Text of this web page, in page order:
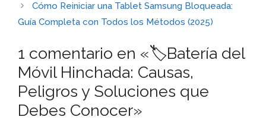
Cómo Reiniciar una Tablet Samsung Bloqueada:
Guía Completa con Todos los Métodos (2025)
1 comentario en «🏷️Batería del
Móvil Hinchada: Causas,
Peligros y Soluciones que
Debes Conocer»